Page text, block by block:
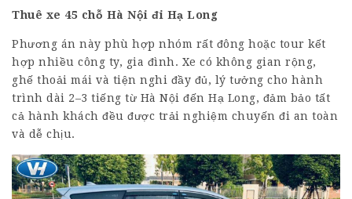
Thuê xe 45 chỗ Hà Nội đi Hạ Long
Phương án này phù hợp nhóm rất đông hoặc tour kết
hợp nhiều công ty, gia đình. Xe có không gian rộng,
ghế thoải mái và tiện nghi đầy đủ, lý tưởng cho hành
trình dài 2–3 tiếng từ Hà Nội đến Hạ Long, đảm bảo tất
cả hành khách đều được trải nghiệm chuyến đi an toàn
và dễ chịu.